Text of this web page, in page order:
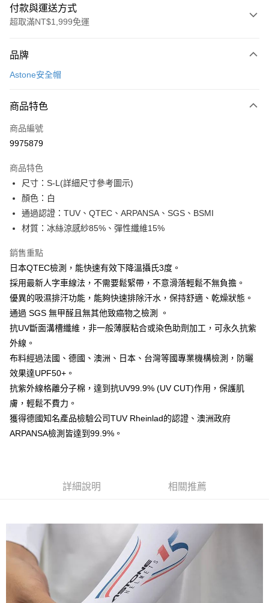
付款與運送方式
超取滿NT$1,999免運
信用卡一次付款
3 期 0 利率 每期
合作金庫商業銀行
上海商業儲蓄銀行
臺灣中小企業銀行
匯豐（台灣）商業銀行
聯邦商業銀行
元大商業銀行
永豐商業銀行
玉山商業銀行
星展（台灣）商業銀行
台灣樂天信用卡公司
超商取貨付款
LINE Pay
Apple Pay
街口支付
悠遊付
全盈+PAY
大哥付你分期
相關說明
【大哥付你分期使用說明】
2.付款方式選擇「大哥付你分期」，訂單成立後會自動跳轉到大哥付的交易
流程，驗證手機門號後，選擇欲分期的期數、繳款截止日，確認付款後即完
成交易。
3.實際核准額度、可分期數及費用金額請依後續交易確認頁面所載為準。
4.訂單成立30分鐘內，如未前往確認交易或遇審核未通過，訂單將自動取
消。如遇「轉專審核」未通過狀況，表示未達大哥付你分期系統評分，恕無
法說明評估內容。
【繳款方式說明】
1.分期款項不併入電信帳單，「大哥付你分期」於每月結算日後寄送繳費提
醒簡訊。
1.本服務係由「台灣大哥大股份有限公司」（以下簡稱本公司）所提供，讓
資料（包含姓名、電話或地址）提供予台灣大哥大進項蒐集、處理及利用，
由本公司與您本人進行分期帳單所需資料之確認、核對及更正。
3.完整用戶服務條款，請詳閱以下連結：
https://oppay.tw/userRule
AFTEE先享後付
相關說明
【關於「AFTEE先享後付」】
AFTEE先享後付是「在收到商品之後才付款」的支付方式。 讓您購物簡單
便利好安心！
２．便利：只要手機號碼，簡訊認證，即可結帳。
３．安心：先確認商品／服務後，再付款。
【「AFTEE先享後付」結帳流程】
１．於結帳方式選擇「AFTEE先享後付」後，將跳轉至「AFTEE先享後付」
※ 請注意：結帳手續完成當下不需立刻繳費，但若您需要取消訂單，請聯絡
是否繳費成功／繳費後需取消欲退款等相關疑問，請聯繫「AFTEE先享後付
客戶支援中心」
https://netprotections.freshdesk.com/support/home
【注意事項】
１．透過由恩沛科技股份有限公司提供之「AFTEE先享後付」服務完成之交
易，需依本服務之必要範圍內提供個人資料，並將交易相關給付款項請求債
權轉讓予恩沛科技股份有限公司。
ATM付款
運送方式
全家取貨付款
每筆NT$80，滿NT$1,999(含以上)免運費
付款後7-11取貨
每筆NT$80，滿NT$1,999(含以上)免運費
宅配
每筆NT$80，滿NT$1,999(含以上)免運費
品牌
Astone安全帽
商品特色
商品編號
9975879
商品特色
尺寸：S-L(詳細尺寸參考圖示)
顏色：白
通過認證：TUV、QTEC、ARPANSA、SGS、BSMI
材質：冰絲涼感紗85%、彈性纖維15%
銷售重點
日本QTEC檢測，能快速有效下降溫攝氏3度。
採用最新人字車線法，不需要鬆緊帶，不意滑落輕鬆不無負擔。
優異的吸濕排汗功能，能夠快速排除汗水，保持舒適、乾燥狀態。
通過 SGS 無甲醛且無其他致癌物之檢測 。
抗UV斷面溝槽纖維，非一般薄膜粘合或染色助劑加工，可永久抗紫
外線。
布料經過法國、德國、澳洲、日本、台灣等國專業機構檢測，防曬
效果達UPF50+。
抗紫外線格離分子棉，達到抗UV99.9% (UV CUT)作用，保護肌
膚，輕鬆不費力。
獲得德國知名產品檢驗公司TUV Rheinlad的認證、澳洲政府
ARPANSA檢測皆達到99.9%。
詳細說明 相關推薦